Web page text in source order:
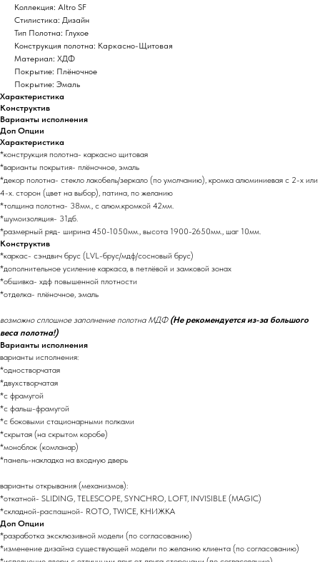
Коллекция: Altro SF
Стилистика: Дизайн
Тип Полотна: Глухое
Конструкция полотна: Каркасно-Щитовая
Материал: ХДФ
Покрытие: Плёночное
Покрытие: Эмаль
Характеристика
Конструктив
Варианты исполнения
Доп Опции
Характеристика
*конструкция полотна- каркасно щитовая
*варианты покрытия- плёночное, эмаль
*декор полотна- стекло лакобель/зеркало (по умолчанию), кромка алюминиевая с 2-х или
4-х. сторон (цвет на выбор), патина, по желанию
*толщина полотна- 38мм., с алюм.кромкой 42мм.
*шумоизоляция- 31дб.
*размерный ряд- ширина 450-1050мм., высота 1900-2650мм., шаг 10мм.
Конструктив
*каркас- сэндвич брус (LVL-брус/мдф/сосновый брус)
*дополнительное усиление каркаса, в петлёвой и замковой зонах
*обшивка- хдф повышенной плотности
*отделка- плёночное, эмаль
возможно сплошное заполнение полотна МДФ (Не рекомендуется из-за большого
веса полотна!)
Варианты исполнения
варианты исполнения:
*одностворчатая
*двухстворчатая
*с фрамугой
*с фальш-фрамугой
*с боковыми стационарными полками
*скрытая (на скрытом коробе)
*моноблок (комланар)
*панель-накладка на входную дверь
варианты открывания (механизмов):
*откатной- SLIDING, TELESCOPE, SYNCHRO, LOFT, INVISIBLE (MAGIC)
*складной-распашной- ROTO, TWICE, КНИЖКА
Доп Опции
*разработка эксклюзивной модели (по согласованию)
*изменение дизайна существующей модели по желанию клиента (по согласованию)